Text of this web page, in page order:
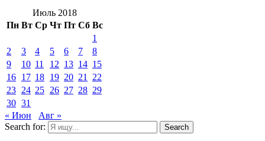
Июль 2018
Пн Вт Ср Чт Пт Сб Вс
1
2
3 4 5 6 7
8
9
10 11 12 13 14 15
16 17 18 19 20 21
22
23 24 25 26 27 28 29
30 31
« Июн
Авг »
Search for:
Search